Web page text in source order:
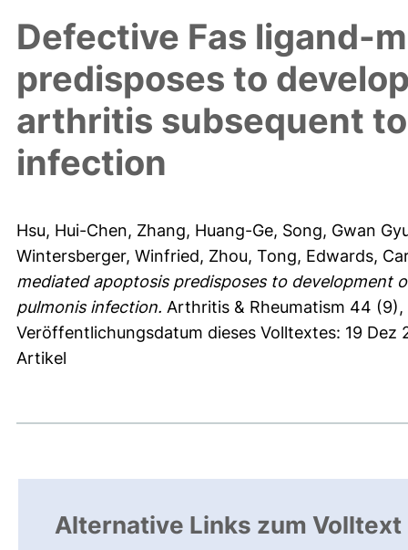
Defective Fas ligand-
predisposes to
arthritis subsequent
infection
Hsu, Hui-Chen, Zhang, Huang-Ge, Song, Gwan
Wintersberger, Winfried, Zhou, Tong, Edwards,
mediated apoptosis predisposes to development
pulmonis infection. Arthritis & Rheumatism 44 (9),
Veröffentlichungsdatum dieses Volltextes: 19 Dez
Artikel
Alternative Links zum Volltext